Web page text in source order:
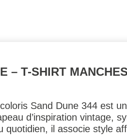
– T-SHIRT
Sand Dune 344 est un
d’inspiration vintage,
quotidien, il associe style